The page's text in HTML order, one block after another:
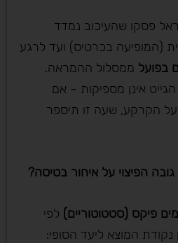
פסקו שהעיכוב נמדד
(המופיעה בכרטיס) ועד לרגע
בפועל ממסלול ההמראה.
אינן מספיקות – אם
הקרקע, שעה זו תיספר
הפיצוי על איחור בטיסה?
פיקס (סטטוטוריים) לפי
המוצא ליעד הסופי: